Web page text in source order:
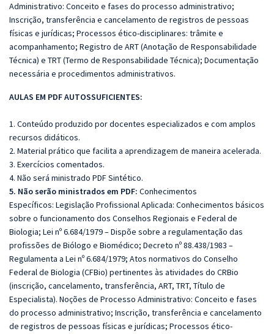
Administrativo: Conceito e fases do processo administrativo;
Inscrição, transferência e cancelamento de registros de pessoas
físicas e jurídicas; Processos ético-disciplinares: trâmite e
acompanhamento; Registro de ART (Anotação de Responsabilidade
Técnica) e TRT (Termo de Responsabilidade Técnica); Documentação
necessária e procedimentos administrativos.
AULAS EM PDF AUTOSSUFICIENTES:
1. Conteúdo produzido por docentes especializados e com amplos
recursos didáticos.
2. Material prático que facilita a aprendizagem de maneira acelerada.
3. Exercícios comentados.
4. Não será ministrado PDF Sintético.
5. Não serão ministrados em PDF: Conhecimentos
Específicos: Legislação Profissional Aplicada: Conhecimentos básicos
sobre o funcionamento dos Conselhos Regionais e Federal de
Biologia; Lei nº 6.684/1979 – Dispõe sobre a regulamentação das
profissões de Biólogo e Biomédico; Decreto nº 88.438/1983 –
Regulamenta a Lei nº 6.684/1979; Atos normativos do Conselho
Federal de Biologia (CFBio) pertinentes às atividades do CRBio
(inscrição, cancelamento, transferência, ART, TRT, Título de
Especialista). Noções de Processo Administrativo: Conceito e fases
do processo administrativo; Inscrição, transferência e cancelamento
de registros de pessoas físicas e jurídicas; Processos ético-